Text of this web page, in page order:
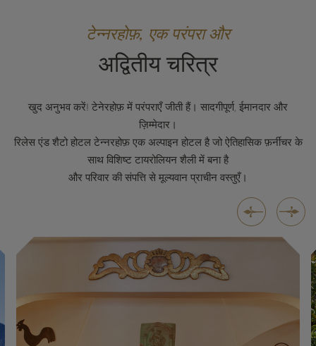
टेन्नरहोफ़, एक परंपरा और
अद्वितीय चरित्र
खुद अनुभव करें! टेनेरहोफ़ में परंपराएँ जीती हैं। सादगीपूर्ण, ईमानदार और
ज़िम्मेदार।
रिलेस एंड शैटो होटल टेन्नरहोफ़ एक अल्पाइन होटल है जो ऐतिहासिक फ़र्नीचर के
साथ विशिष्ट टायरोलियन शैली में बना है
और परिवार की संपत्ति से मूल्यवान प्राचीन वस्तुएँ।